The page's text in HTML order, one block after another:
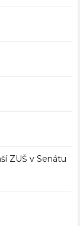
ZUŠ v Senátu